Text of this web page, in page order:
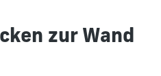
zur Wand